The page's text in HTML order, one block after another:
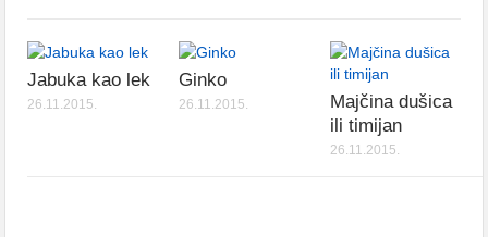
Jabuka kao lek
26.11.2015.
Ginko
26.11.2015.
Majčina dušica
ili timijan
26.11.2015.